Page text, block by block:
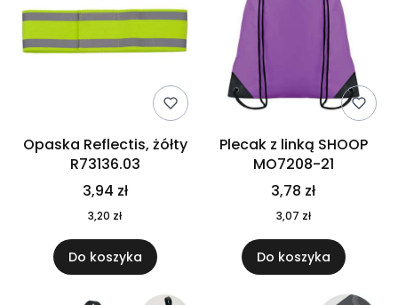
Opaska Reflectis, żółty
R73136.03
3,94 zł
3,20 zł
Do koszyka
Plecak z linką SHOOP
MO7208-21
3,78 zł
3,07 zł
Do koszyka